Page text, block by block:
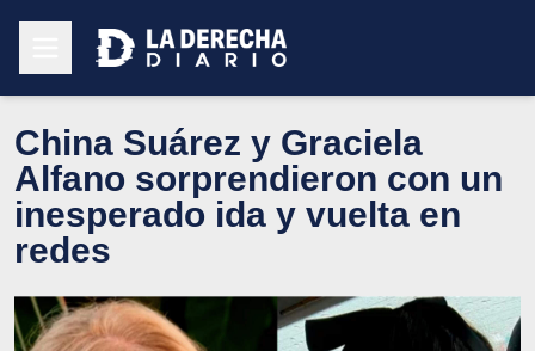
China Suárez y Graciela
Alfano sorprendieron con un
inesperado ida y vuelta en
redes